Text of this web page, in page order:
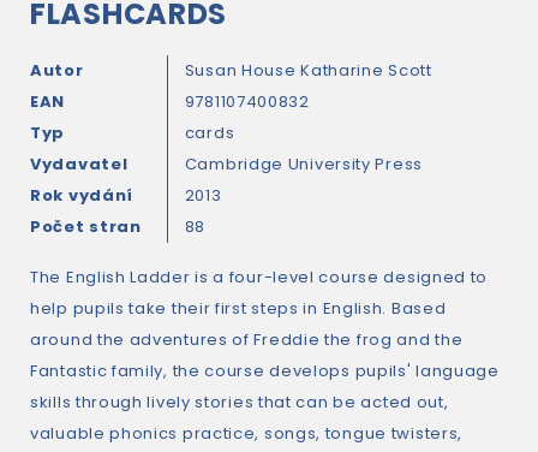
FLASHCARDS
Autor Susan HouseKatharine Scott
EAN
9781107400832
Typ
cards
Vydavatel
Cambridge University Press
Rok vydání
2013
Počet stran
88
The English Ladder is a four-level course designed to
help pupils take their first steps in English. Based
around the adventures of Freddie the frog and the
Fantastic family, the course develops pupils' language
skills through lively stories that can be acted out,
valuable phonics practice, songs, tongue twisters,